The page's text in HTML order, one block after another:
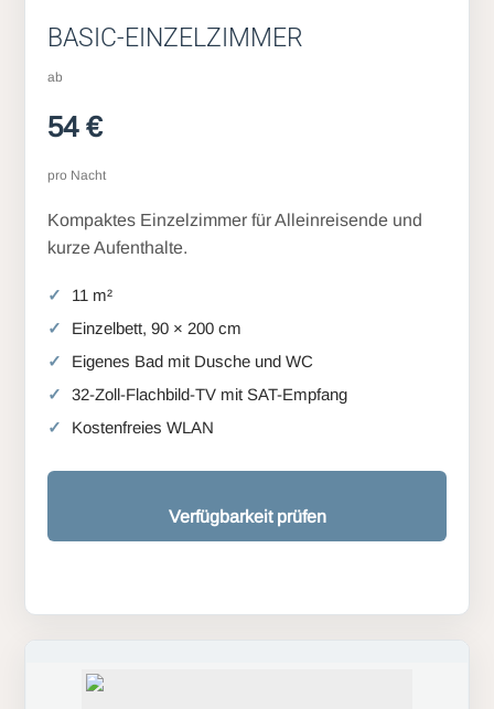
BASIC-EINZELZIMMER
ab
54 €
pro Nacht
Kompaktes Einzelzimmer für Alleinreisende und
kurze Aufenthalte.
11 m²
Einzelbett, 90 × 200 cm
Eigenes Bad mit Dusche und WC
32-Zoll-Flachbild-TV mit SAT-Empfang
Kostenfreies WLAN
Verfügbarkeit prüfen